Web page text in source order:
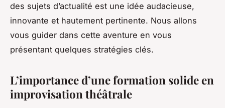
des sujets d’actualité est une idée audacieuse,
innovante et hautement pertinente. Nous allons
vous guider dans cette aventure en vous
présentant quelques stratégies clés.
L’importance d’une formation solide en
improvisation théâtrale